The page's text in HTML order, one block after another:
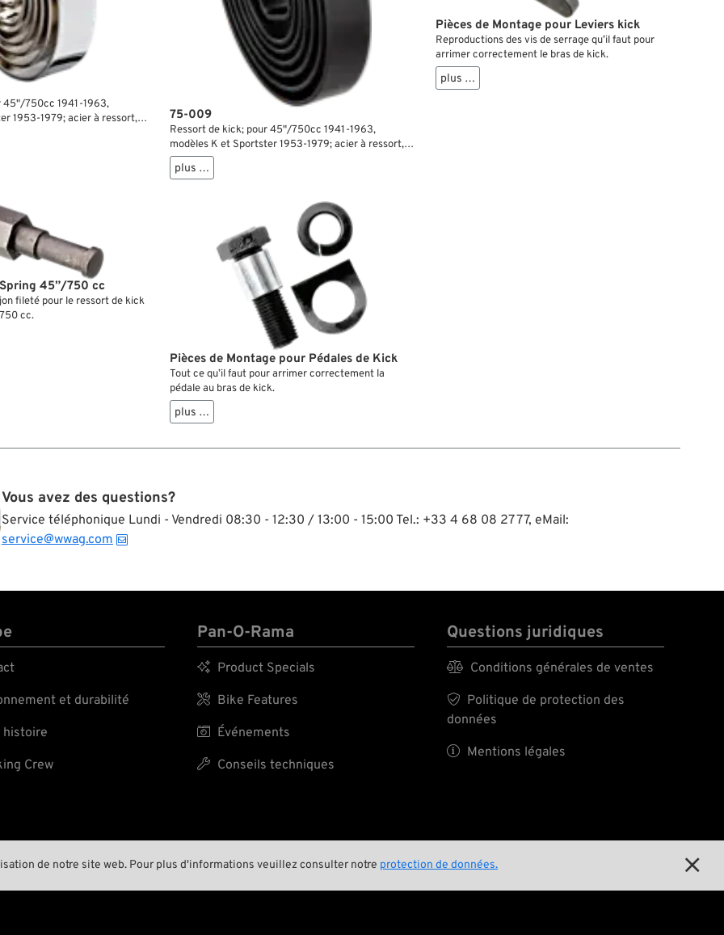
de notre site web. Pour plus d'informations veuillez consulter notre protection de données. 
45"/750cc 1941-1963,
1953-1979; acier à ressort,
Ø 2-5/8”; remplace OEM HD
poids brut: 230 g
75-009
Ressort de kick; pour 45"/750cc 1941-1963,
modèles K et Sportster 1953-1979; acier à ressort,
noir; largeur: 9/16”; Ø 2-5/8”; remplace OEM HD
2084-41 et 33084-41; poids brut: 200 g
plus …
Pièces de Montage pour Leviers kick
Reproductions des vis de serrage qu’il faut pour
arrimer correctement le bras de kick.
plus …
45”/750 cc
fileté pour le ressort de kick
cc.
Pièces de Montage pour Pédales de Kick
Tout ce qu’il faut pour arrimer correctement la
pédale au bras de kick.
plus …
Vous avez des questions?
Service téléphonique Lundi - Vendredi 08:30 - 12:30 / 13:00 - 15:00 Tel.: +33 4 68 08 27 77, eMail:
service@wwag.com
et durabilité
histoire
Crew
Pan-O-Rama
 Product Specials
 Bike Features
 Événements
 Conseils techniques
Questions juridiques
 Conditions générales de ventes

Politique de protection des
données
 Mentions légales
A BIKER’S WORK IS NEVER DONE